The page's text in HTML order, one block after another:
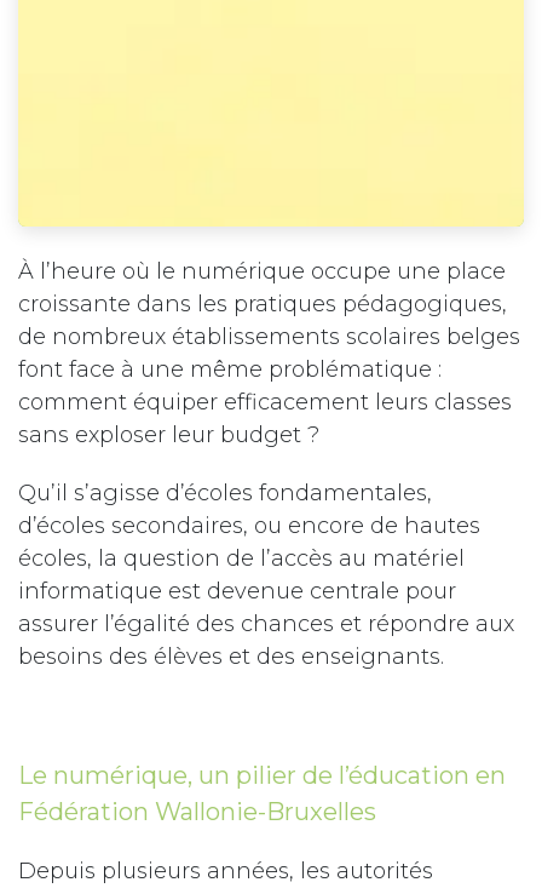
À l’heure où le numérique occupe une place
croissante dans les pratiques pédagogiques,
de nombreux établissements scolaires belges
font face à une même problématique :
comment équiper efficacement leurs classes
sans exploser leur budget ?
Qu’il s’agisse d’écoles fondamentales,
d’écoles secondaires, ou encore de hautes
écoles, la question de l’accès au matériel
informatique est devenue centrale pour
assurer l’égalité des chances et répondre aux
besoins des élèves et des enseignants.
Le numérique, un pilier de l’éducation en
Fédération Wallonie-Bruxelles
Depuis plusieurs années, les autorités